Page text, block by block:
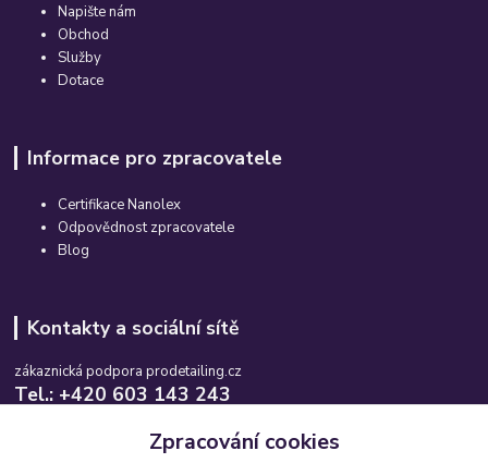
Napište nám
Obchod
Služby
Dotace
Informace pro zpracovatele
Certifikace Nanolex
Odpovědnost zpracovatele
Blog
Kontakty a sociální sítě
zákaznická podpora prodetailing.cz
Tel.: +420 603 143 243
info@prodetailing.cz
Zpracování cookies